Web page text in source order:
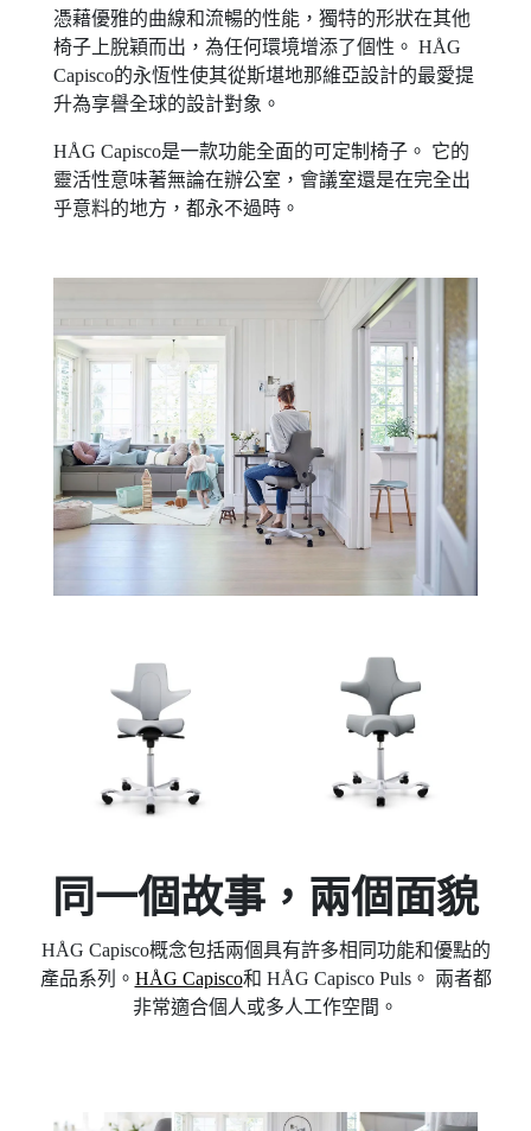
憑藉優雅的曲線和流暢的性能，獨特的形狀在其他
椅子上脫穎而出，為任何環境增添了個性。 HÅG
Capisco的永恆性使其從斯堪地那維亞設計的最愛提
升為享譽全球的設計對象。
HÅG Capisco是一款功能全面的可定制椅子。 它的
靈活性意味著無論在辦公室，會議室還是在完全出
乎意料的地方，都永不過時。
同一個故事，兩個面貌
HÅG Capisco概念包括兩個具有許多相同功能和優點的
產品系列。 HÅG Capisco和 HÅG Capisco Puls。 兩者都
非常適合個人或多人工作空間。